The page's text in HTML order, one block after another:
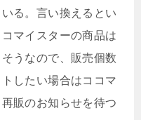
る。言い換えるとい
マイスターの商品は
うなので、販売個数
したい場合はココマ
販のお知らせを待つ